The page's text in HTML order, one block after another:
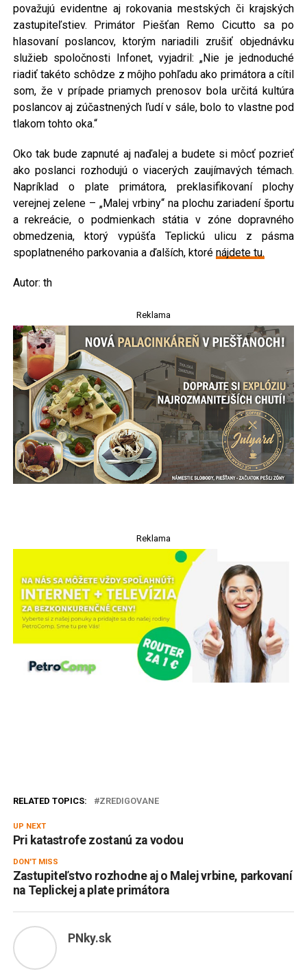
považujú evidentne aj rokovania mestských či krajských
zastupiteľstiev. Primátor Piešťan Remo Cicutto sa po
hlasovaní poslancov, ktorým nariadili zrušiť objednávku
služieb spoločnosti Infonet, vyjadril: „Nie je jednoduché
riadiť takéto schôdze z môjho pohľadu ako primátora a cítil
som, že v prípade priamych prenosov bola určitá kultúra
poslancov aj zúčastnených ľudí v sále, bolo to vlastne pod
tlakom tohto oka.“
Oko tak bude zapnuté aj naďalej a budete si môcť pozrieť
ako poslanci rozhodujú o viacerých zaujímavých témach.
Napríklad o plate primátora, preklasifikovaní plochy
verejnej zelene – „Malej vrbiny“ na plochu zariadení športu
a rekreácie, o podmienkach státia v zóne dopravného
obmedzenia, ktorý vypúšťa Teplickú ulicu z pásma
spoplatneného parkovania a ďalších, ktoré nájdete tu.
Autor: th
Reklama
Reklama
RELATED TOPICS: ZREDIGOVANE
UP NEXT
Pri katastrofe zostanú za vodou
DON'T MISS
Zastupiteľstvo rozhodne aj o Malej vrbine, parkovaní
na Teplickej a plate primátora
PNky.sk